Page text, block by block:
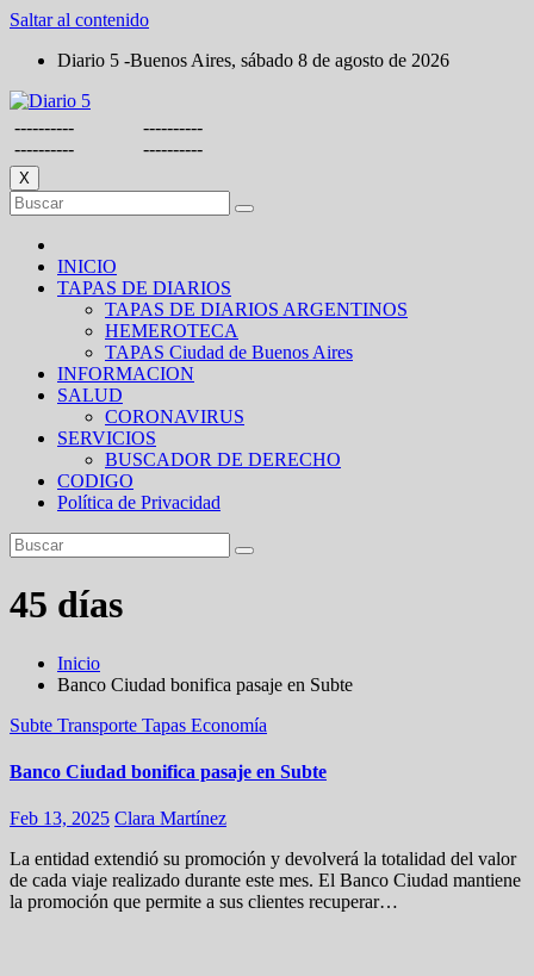
Saltar al contenido
Diario 5 -Buenos Aires, sábado 8 de agosto de 2026
----------
----------
----------
----------
X
INICIO
TAPAS DE DIARIOS
TAPAS DE DIARIOS ARGENTINOS
HEMEROTECA
TAPAS Ciudad de Buenos Aires
INFORMACION
SALUD
CORONAVIRUS
SERVICIOS
BUSCADOR DE DERECHO
CODIGO
Política de Privacidad
45 días
Inicio
Banco Ciudad bonifica pasaje en Subte
Subte Transporte Tapas Economía
Banco Ciudad bonifica pasaje en Subte
Feb 13, 2025 Clara Martínez
La entidad extendió su promoción y devolverá la totalidad del valor
de cada viaje realizado durante este mes. El Banco Ciudad mantiene
la promoción que permite a sus clientes recuperar…